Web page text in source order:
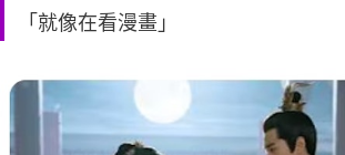
「就像在看漫畫」